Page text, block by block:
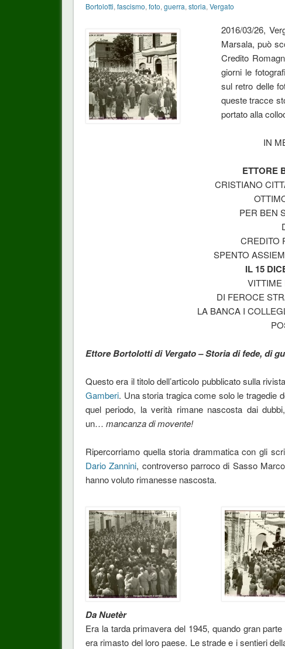
Bortolotti, fascismo, foto, guerra, storia, Vergato
2016/03/26,
Marsala, può
Credito
giorni le
sul retro delle
queste tracce
portato alla
IN
ETTORE
CRISTIANO
PER BEN
CREDITO
SPENTO
IL 15
VITTIME
DI FEROCE
LA BANCA I
Ettore Bortolotti di Vergato – Storia di fede, di
Questo era il titolo dell’articolo pubblicato sulla
Gamberi. Una storia tragica come solo le tragedie
quel periodo, la verità rimane nascosta dai
un… mancanza di movente!
Ripercorriamo quella storia drammatica con gli
Dario Zannini, controverso parroco di Sasso
hanno voluto rimanesse nascosta.
Da Nuetèr
Era la tarda primavera del 1945, quando gran
era rimasto del loro paese. Le strade e i sentieri